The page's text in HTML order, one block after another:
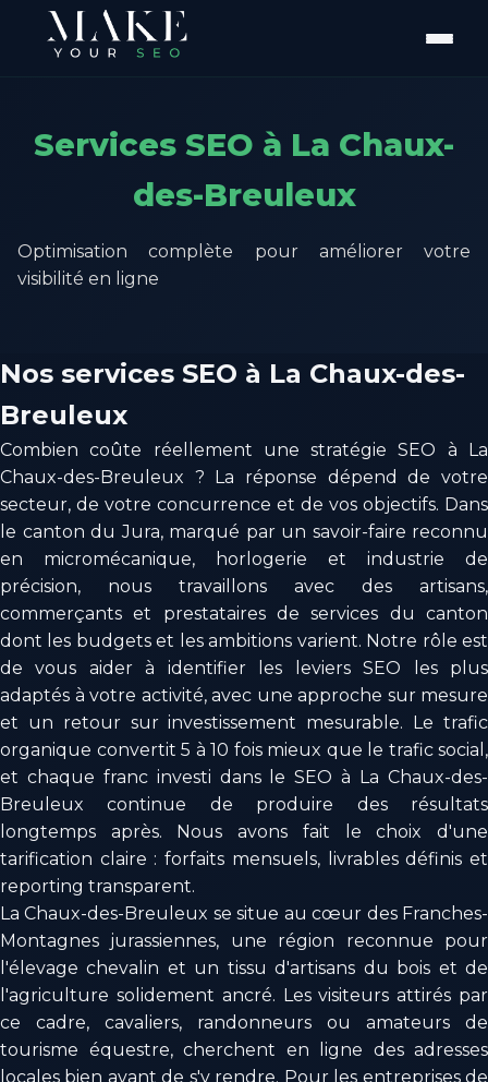
Services SEO à La Chaux-
des-Breuleux
Optimisation complète pour améliorer votre
visibilité en ligne
Nos services SEO à La Chaux-des-
Breuleux
Combien coûte réellement une stratégie SEO à La
Chaux-des-Breuleux ? La réponse dépend de votre
secteur, de votre concurrence et de vos objectifs. Dans
le canton du Jura, marqué par un savoir-faire reconnu
en micromécanique, horlogerie et industrie de
précision, nous travaillons avec des artisans,
commerçants et prestataires de services du canton
dont les budgets et les ambitions varient. Notre rôle est
de vous aider à identifier les leviers SEO les plus
adaptés à votre activité, avec une approche sur mesure
et un retour sur investissement mesurable. Le trafic
organique convertit 5 à 10 fois mieux que le trafic social,
et chaque franc investi dans le SEO à La Chaux-des-
Breuleux continue de produire des résultats
longtemps après. Nous avons fait le choix d'une
tarification claire : forfaits mensuels, livrables définis et
reporting transparent.
La Chaux-des-Breuleux se situe au cœur des Franches-
Montagnes jurassiennes, une région reconnue pour
l'élevage chevalin et un tissu d'artisans du bois et de
l'agriculture solidement ancré. Les visiteurs attirés par
ce cadre, cavaliers, randonneurs ou amateurs de
tourisme équestre, cherchent en ligne des adresses
locales bien avant de s'y rendre. Pour les entreprises de